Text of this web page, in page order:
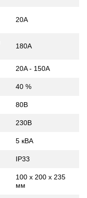
20А
180А
20A - 150A
40 %
80В
230В
5 кВА
IP33
100 х 200 х 235
мм